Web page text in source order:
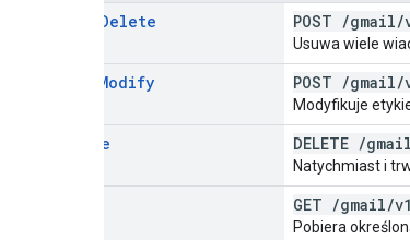
Delete POST /gmail/
Usuwa wiele
Modify POST /gmail/
Modyfikuje
delete DELETE /gmail
Natychmiast i
GET /gmail/v1
Pobiera